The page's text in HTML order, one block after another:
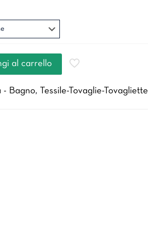
al carrello
- Bagno, Tessile-Tovaglie-Tovagliette